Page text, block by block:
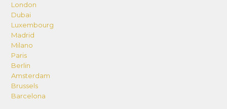
London
Dubai
Luxembourg
Madrid
Milano
Paris
Berlin
Amsterdam
Brussels
Barcelona